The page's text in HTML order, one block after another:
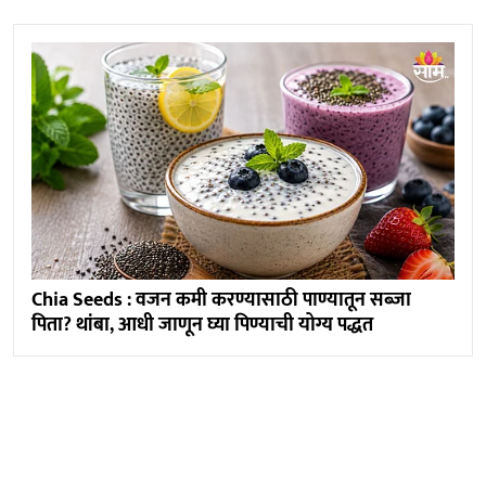
Chia Seeds : वजन कमी करण्यासाठी पाण्यातून सब्जा
पिता? थांबा, आधी जाणून घ्या पिण्याची योग्य पद्धत